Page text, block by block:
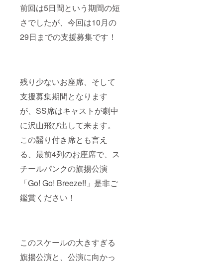
前回は5日間という期間の短
さでしたが、今回は10月の
29日までの支援募集です！
残り少ないお座席、そして
支援募集期間となります
が、SS席はキャストが劇中
に沢山飛び出して来ます。
この齧り付き席とも言え
る、最前4列のお座席で、ス
チールパンクの旗揚公演
「Go! Go! Breeze!!」是非ご
鑑賞ください！
このスケールの大きすぎる
旗揚公演と、公演に向かっ